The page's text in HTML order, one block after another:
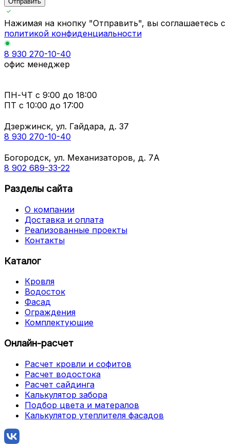
Нажимая на кнопку "Отправить", вы соглашаетесь с
политикой конфиденциальности
8 930 270-10-40
офис менеджер
ПН-ЧТ с 9:00 до 18:00
ПТ с 10:00 до 17:00
Дзержинск, ул. Гайдара, д. 37
8 930 270-10-40
Богородск, ул. Механизаторов, д. 7А
8 902 689-33-22
Разделы сайта
О компании
Доставка и оплата
Реализованные проекты
Контакты
Каталог
Кровля
Водосток
Фасад
Ограждения
Комплектующие
Онлайн-расчет
Расчет кровли и софитов
Расчет водостока
Расчет сайдинга
Калькулятор забора
Подбор цвета и матералов
Калькулятор утеплителя фасадов